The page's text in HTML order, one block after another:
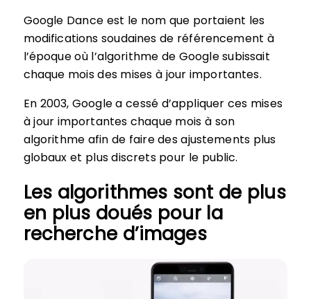
Google Dance est le nom que portaient les
modifications soudaines de référencement à
l’époque où l’algorithme de Google subissait
chaque mois des mises à jour importantes.
En 2003, Google a cessé d’appliquer ces mises
à jour importantes chaque mois à son
algorithme afin de faire des ajustements plus
globaux et plus discrets pour le public.
Les algorithmes sont de plus
en plus doués pour la
recherche d’images